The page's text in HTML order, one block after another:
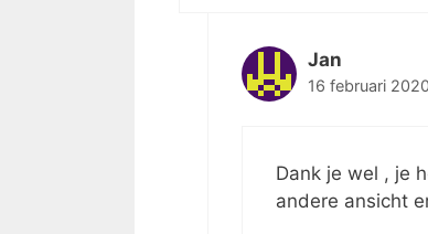
Jan
16 februari
Dank je wel , je
andere ansicht